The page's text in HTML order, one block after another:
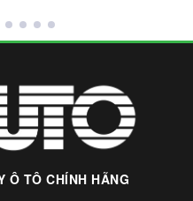
Ô TÔ CHÍNH HÃNG